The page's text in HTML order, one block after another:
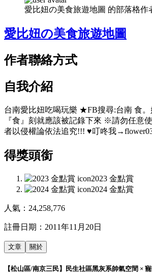
愛比妞の美食旅遊地圖 的部落格作
愛比妞の美食旅遊地圖
作者聯絡方式
自我介紹
台南愛比妞吃喝玩樂 ★FB搜尋:台南 食。
『食』刻就應該被記錄下來 ※請勿任意
者以侵權論依法追究!!! ♥叮咚我
得獎頭銜
2023 金點賞
2024 金點賞
人氣： 24,258,776
註冊日期： 2011年11月20日
文章 關於
【松山區/南京三民】民生社區黑灰系帥氣空間 ×